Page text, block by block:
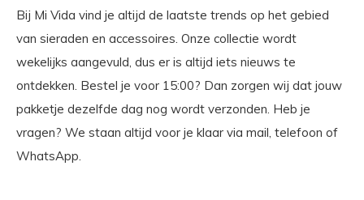
Bij Mi Vida vind je altijd de laatste trends op het gebied
van sieraden en accessoires. Onze collectie wordt
wekelijks aangevuld, dus er is altijd iets nieuws te
ontdekken. Bestel je voor 15:00? Dan zorgen wij dat jouw
pakketje dezelfde dag nog wordt verzonden. Heb je
vragen? We staan altijd voor je klaar via mail, telefoon of
WhatsApp.